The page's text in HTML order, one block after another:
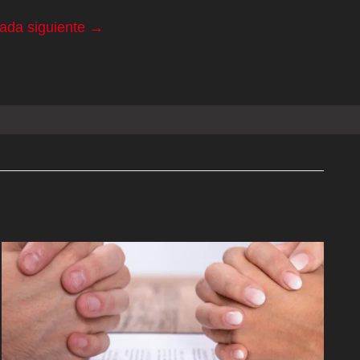
siguiente →